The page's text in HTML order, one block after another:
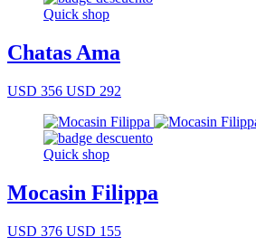
Quick shop
Chatas Ama
USD 356 USD 292
Quick shop
Mocasin Filippa
USD 376 USD 155